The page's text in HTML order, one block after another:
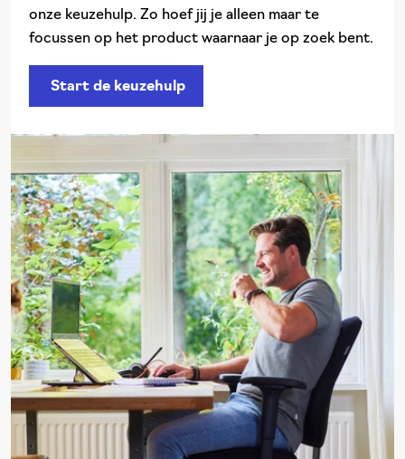
onze keuzehulp. Zo hoef jij je alleen maar te
focussen op het product waarnaar je op zoek bent.
Start de keuzehulp